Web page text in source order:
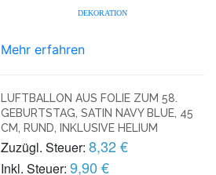
DEKORATION
Mehr erfahren
LUFTBALLON AUS FOLIE ZUM 58.
GEBURTSTAG, SATIN NAVY BLUE, 45
CM, RUND, INKLUSIVE HELIUM
Zuzügl. Steuer: 8,32 €
Inkl. Steuer: 9,90 €